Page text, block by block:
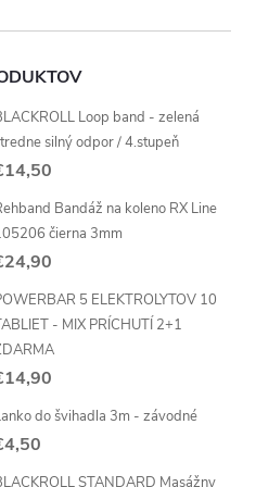
Loop band - zelená
silný odpor / 4.stupeň
Bandáž na koleno RX Line
čierna 3mm
5 ELEKTROLYTOV 10
- MIX PRÍCHUTÍ 2+1
do švihadla 3m - závodné
STANDARD Masážny